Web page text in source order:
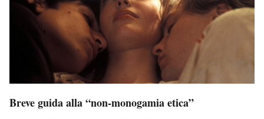
Breve guida alla “non-monogamia etica”